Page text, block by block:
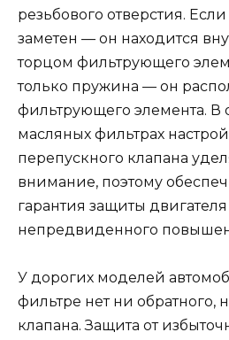
резьбового отверстия.
заметен — он находится
торцом фильтрующего
только пружина — он
фильтрующего элемента. В
масляных фильтрах
перепускного клапана
внимание, поэтому
гарантия защиты двигателя
непредвиденного
У дорогих моделей
фильтре нет ни обратного,
клапана. Защита от